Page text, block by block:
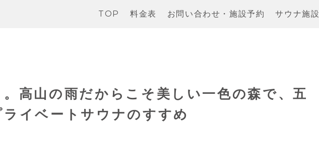
TOP 料金表 お問い合わせ・施設予約 サウナ施設
高山の雨だからこそ美しい一色の森で、五
イベートサウナのすすめ